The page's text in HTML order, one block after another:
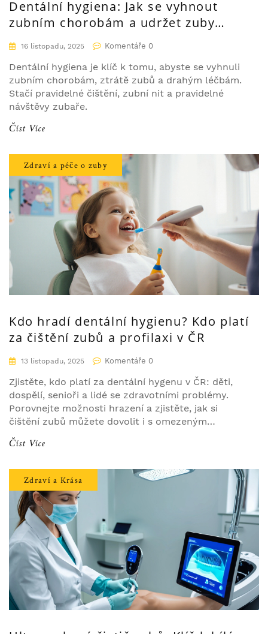
Dentální hygiena: Jak se vyhnout
zubním chorobám a udržet zuby
zdravé celý život
16 listopadu, 2025 Komentáře 0
Dentální hygiena je klíč k tomu, abyste se vyhnuli
zubním chorobám, ztrátě zubů a drahým léčbám.
Stačí pravidelné čištění, zubní nit a pravidelné
návštěvy zubaře.
Číst Více
Zdraví a péče o zuby
Kdo hradí dentální hygienu? Kdo platí
za čištění zubů a profilaxi v ČR
13 listopadu, 2025 Komentáře 0
Zjistěte, kdo platí za dentální hygenu v ČR: děti,
dospělí, senioři a lidé se zdravotními problémy.
Porovnejte možnosti hrazení a zjistěte, jak si
čištění zubů můžete dovolit i s omezeným
rozpočtem.
Číst Více
Zdraví a Krása